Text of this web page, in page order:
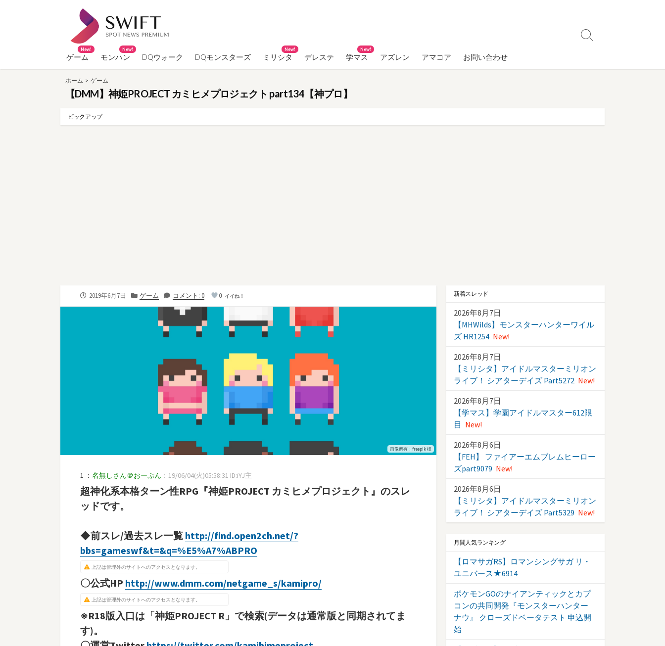
へ
ゲーム
New!
モンハン
New!
DQウォーク DQモンスターズ ミリシタ
New!
デレステ 学マス
New!
アズレン アマコア お問い合わせ
検
り
ホーム > ゲーム
【DMM】神姫PROJECT カミヒメプロジェクト part134【神プロ】
ピックアップ
公
2019年6月7日
カ
ゲーム コメント: 0 0 イイね！
画像所有：freepik 様
1 ： 名無しさん＠おーぷん ：19/06/04(火)05:58:31 ID:iYJ主
超神化系本格ターン性RPG『神姫PROJECT カミヒメプロジェクト』のスレ
ッドです。
◆前スレ/過去スレ一覧 http://find.open2ch.net/?
bbs=gameswf&t=&q=%E5%A7%ABPRO
上記は管理外のサイトへのアクセスとなります。
〇公式HP http://www.dmm.com/netgame_s/kamipro/
上記は管理外のサイトへのアクセスとなります。
※R18版入口は「神姫PROJECT R」で検索(データは通常版と同期されてま
す)。
新着スレッド
2026年8月7日
【MHWilds】モンスターハンターワイル
ズ HR1254 New!
2026年8月7日
【ミリシタ】アイドルマスターミリオン
ライブ！ シアターデイズ Part5272 New!
2026年8月7日
【学マス】学園アイドルマスター612限
目 New!
2026年8月6日
【FEH】 ファイアーエムブレムヒーロー
ズpart9079 New!
2026年8月6日
【ミリシタ】アイドルマスターミリオン
ライブ！ シアターデイズ Part5329 New!
月間人気ランキング
【ロマサガRS】ロマンシングサガ リ・
ユニバース★6914
ポケモンGOのナイアンティックとカプ
コンの共同開発『モンスターハンター
ナウ』 クローズドベータテスト 申込開
始